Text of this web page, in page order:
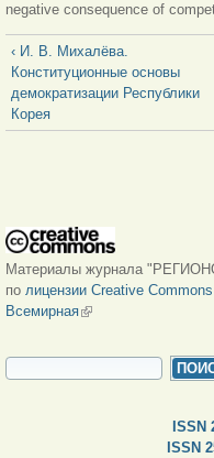
negative consequence of
‹ И. В. Михалёва.
Конституционные основы
демократизации Республики
Корея
Материалы журнала
по лицензии Creative
Всемирная(внешняя ссылка)
ФОРМА ПОИСКА
ISSN
ISSN